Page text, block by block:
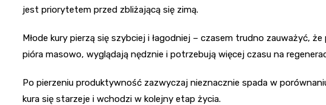
jest priorytetem przed zbliżającą się zimą.
Młode kury pierzą się szybciej i łagodniej – czasem trudno zauważyć,
pióra masowo, wyglądają nędznie i potrzebują więcej czasu na
Po pierzeniu produktywność zazwyczaj nieznacznie spada w
kura się starzeje i wchodzi w kolejny etap życia.